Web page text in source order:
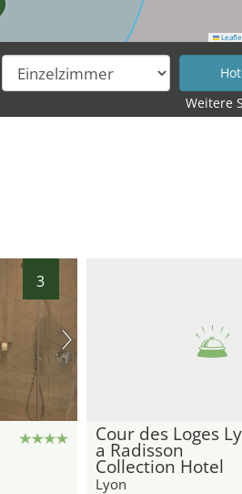
354041 43
Weitere
3
Cour des Loges
a Radisson
Collection Hotel
Lyon